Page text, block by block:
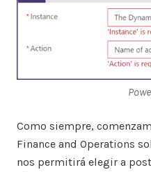
Como siempre,
Finance and Operations
nos permitirá elegir a